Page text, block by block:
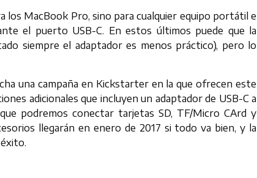
los MacBook Pro, sino para cualquier equipo portátil e
el puerto USB-C. En estos últimos puede que la
siempre el adaptador es menos práctico), pero lo
una campaña en Kickstarter en la que ofrecen este
adicionales que incluyen un adaptador de USB-C a
podremos conectar tarjetas SD, TF/Micro CArd y
llegarán en enero de 2017 si todo va bien, y la